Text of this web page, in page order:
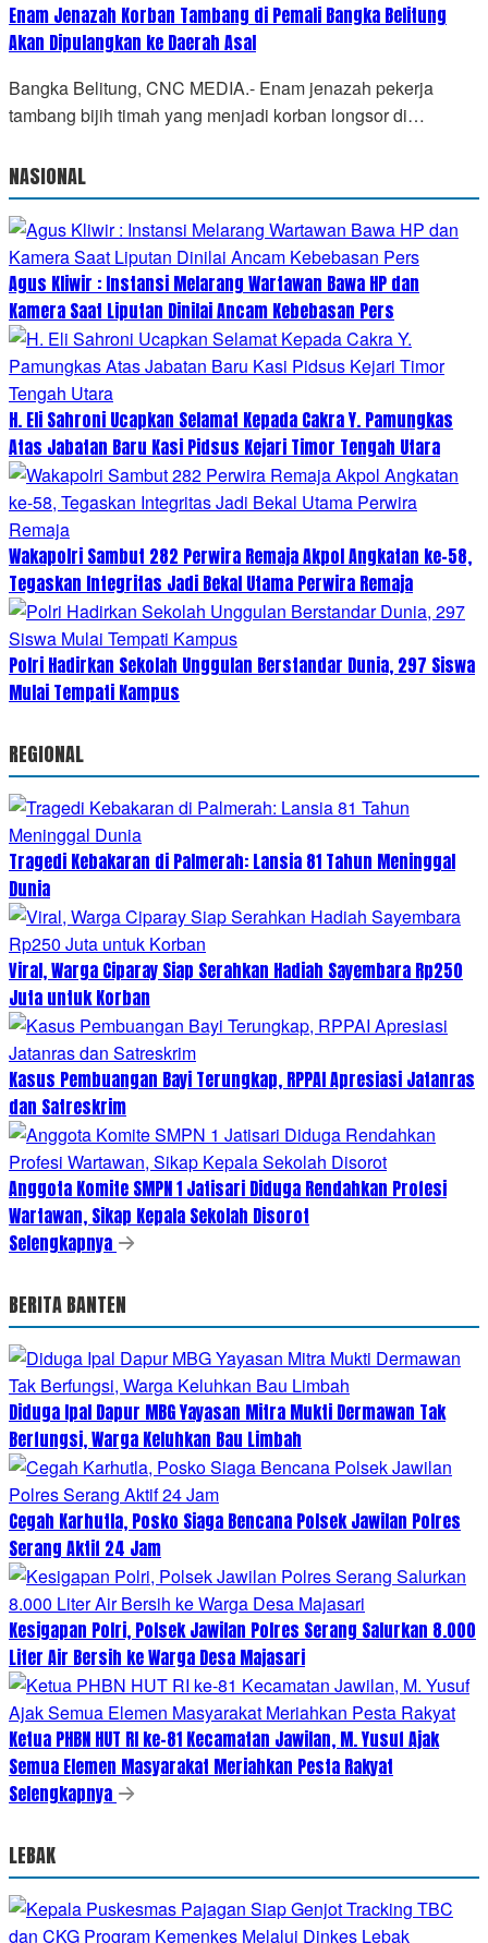
Enam Jenazah Korban Tambang di Pemali Bangka Belitung
Akan Dipulangkan ke Daerah Asal
Bangka Belitung, CNC MEDIA.- Enam jenazah pekerja
tambang bijih timah yang menjadi korban longsor di…
NASIONAL
Agus Kliwir : Instansi Melarang Wartawan Bawa HP dan
Kamera Saat Liputan Dinilai Ancam Kebebasan Pers
H. Eli Sahroni Ucapkan Selamat Kepada Cakra Y. Pamungkas
Atas Jabatan Baru Kasi Pidsus Kejari Timor Tengah Utara
Wakapolri Sambut 282 Perwira Remaja Akpol Angkatan ke-58,
Tegaskan Integritas Jadi Bekal Utama Perwira Remaja
Polri Hadirkan Sekolah Unggulan Berstandar Dunia, 297 Siswa
Mulai Tempati Kampus
REGIONAL
Tragedi Kebakaran di Palmerah: Lansia 81 Tahun Meninggal
Dunia
Viral, Warga Ciparay Siap Serahkan Hadiah Sayembara Rp250
Juta untuk Korban
Kasus Pembuangan Bayi Terungkap, RPPAI Apresiasi Jatanras
dan Satreskrim
Anggota Komite SMPN 1 Jatisari Diduga Rendahkan Profesi
Wartawan, Sikap Kepala Sekolah Disorot
Selengkapnya
BERITA BANTEN
Diduga Ipal Dapur MBG Yayasan Mitra Mukti Dermawan Tak
Berfungsi, Warga Keluhkan Bau Limbah
Cegah Karhutla, Posko Siaga Bencana Polsek Jawilan Polres
Serang Aktif 24 Jam
Kesigapan Polri, Polsek Jawilan Polres Serang Salurkan 8.000
Liter Air Bersih ke Warga Desa Majasari
Ketua PHBN HUT RI ke-81 Kecamatan Jawilan, M. Yusuf Ajak
Semua Elemen Masyarakat Meriahkan Pesta Rakyat
Selengkapnya
LEBAK